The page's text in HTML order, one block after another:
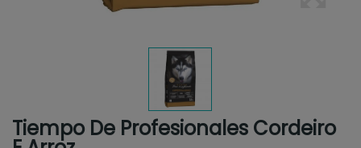
Tiempo De Profesionales Cordeiro